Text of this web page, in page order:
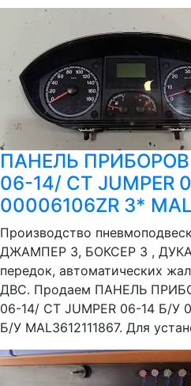
ПАНЕЛЬ ПРИБОРОВ
06-14/ CT JUMPER
00006106ZR 3*
Производство
ДЖАМПЕР 3, БОКСЕР 3 ,
передок, автоматических
ДВС. Продаем ПАНЕЛЬ
06-14/ CT JUMPER 06-14 Б/
Б/У MAL3612111867. Для